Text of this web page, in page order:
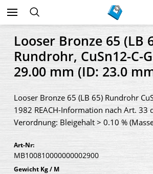
Looser Bronze 65 (LB
Rundrohr, CuSn12-C-
29.00 mm (ID: 23.0
Looser Bronze 65 (LB 65) Rundrohr
1982 REACH-Information nach Art. 33
Verordnung: Bleigehalt > 0.10 %
Art-Nr:
MB100810000000002900
Gewicht Kg / M